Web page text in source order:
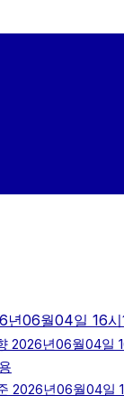
년06월04일 16시
2026년06월04일
2026년06월04일